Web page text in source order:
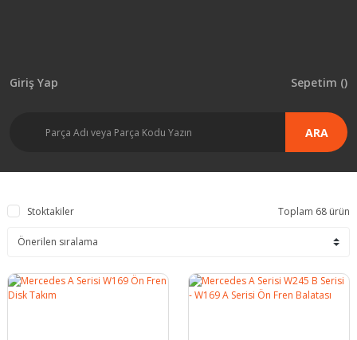
ARA
Giriş Yap Sepetim ()
Stoktakiler Toplam 68 ürün